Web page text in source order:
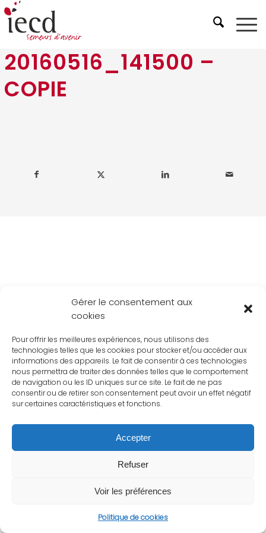
Gérer le consentement aux
cookies
Pour offrir les meilleures expériences, nous utilisons des
technologies telles que les cookies pour stocker et/ou accéder aux
informations des appareils. Le fait de consentir à ces technologies
nous permettra de traiter des données telles que le comportement
de navigation ou les ID uniques sur ce site. Le fait de ne pas
consentir ou de retirer son consentement peut avoir un effet négatif
sur certaines caractéristiques et fonctions.
Accepter
Refuser
Voir les préférences
Politique de cookies
20160516_141500 –
COPIE